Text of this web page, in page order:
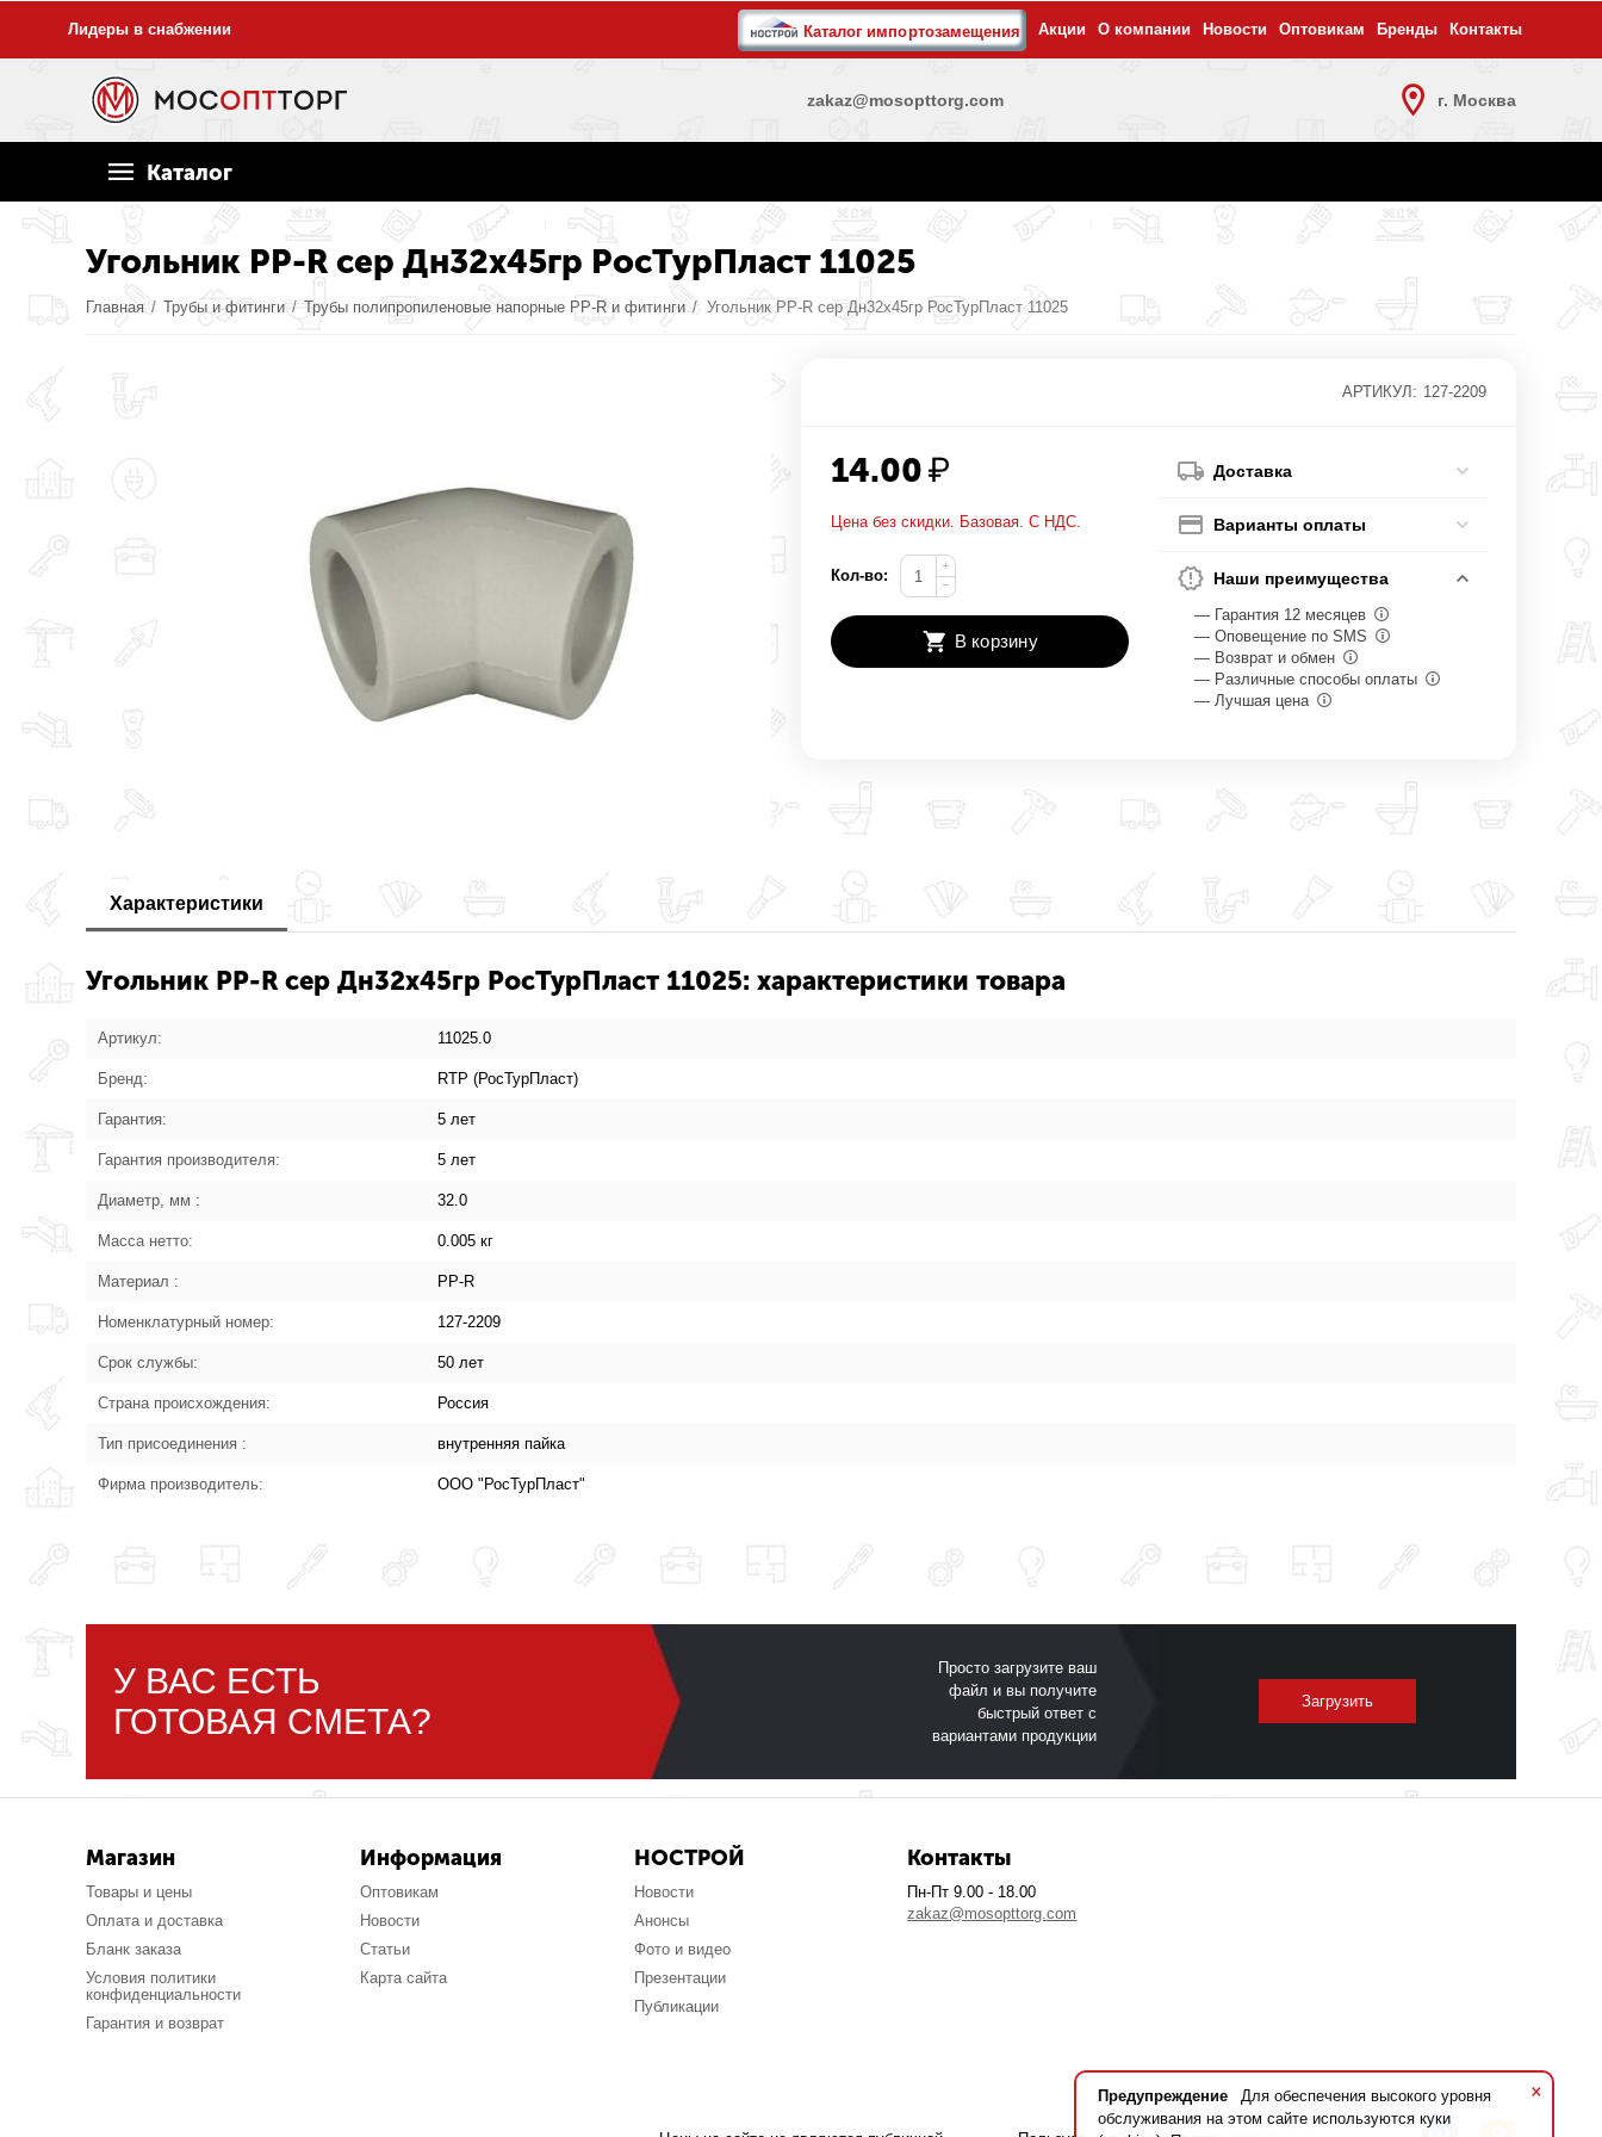
×
Предупреждение
Для обеспечения высокого уровня
обслуживания на этом сайте используются куки
Лидеры в снабжении Каталог импортозамещения Акции О компании Новости Оптовикам Бренды Контакты
zakaz@mosopttorg.com г. Москва
Каталог
Угольник PP-R сер Дн32х45гр РосТурПласт 11025
Главная / Трубы и фитинги / Трубы полипропиленовые напорные PP-R и фитинги / Угольник PP-R сер Дн32х45гр РосТурПласт 11025
АРТИКУЛ: 127-2209
14.00₽
Цена без скидки. Базовая. С НДС.
Кол-во:
+
−
В корзину
Доставка
Варианты оплаты
Наши преимущества
— Гарантия 12 месяцев
— Оповещение по SMS
— Возврат и обмен
— Различные способы оплаты
— Лучшая цена
Характеристики
Угольник PP-R сер Дн32х45гр РосТурПласт 11025: характеристики товара
Артикул: 11025.0
Бренд: RTP (РосТурПласт)
Гарантия: 5 лет
Гарантия производителя: 5 лет
Диаметр, мм : 32.0
Масса нетто: 0.005 кг
Материал : PP-R
Номенклатурный номер: 127-2209
Срок службы: 50 лет
Страна происхождения: Россия
Тип присоединения : внутренняя пайка
Фирма производитель: ООО "РосТурПласт"
У ВАС ЕСТЬ
ГОТОВАЯ СМЕТА?
Просто загрузите ваш
файл и вы получите
быстрый ответ с
вариантами продукции
Загрузить
Магазин
Товары и цены
Оплата и доставка
Бланк заказа
Условия политики
конфиденциальности
Гарантия и возврат
Информация
Оптовикам
Новости
Статьи
Карта сайта
НОСТРОЙ
Новости
Анонсы
Фото и видео
Презентации
Публикации
Контакты
Пн-Пт 9.00 - 18.00
zakaz@mosopttorg.com